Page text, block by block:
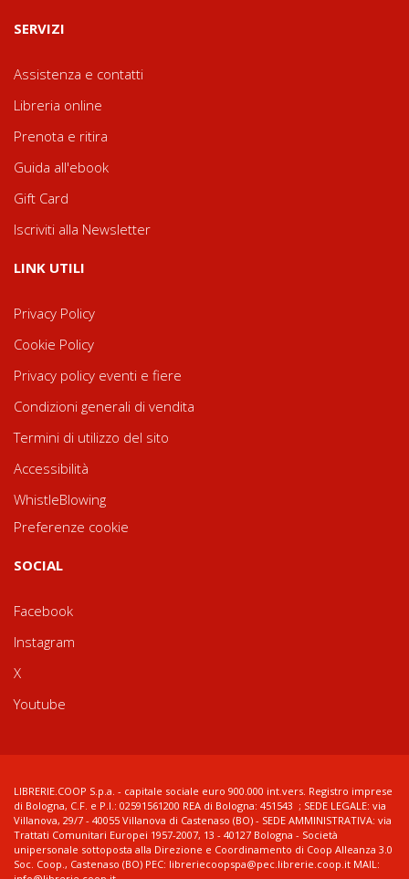
SERVIZI
Assistenza e contatti
Libreria online
Prenota e ritira
Guida all'ebook
Gift Card
Iscriviti alla Newsletter
LINK UTILI
Privacy Policy
Cookie Policy
Privacy policy eventi e fiere
Condizioni generali di vendita
Termini di utilizzo del sito
Accessibilità
WhistleBlowing
Preferenze cookie
SOCIAL
Facebook
Instagram
X
Youtube
LIBRERIE.COOP S.p.a. - capitale sociale euro 900.000 int.vers. Registro imprese
di Bologna, C.F. e P.I.: 02591561200 REA di Bologna: 451543 ; SEDE LEGALE: via
Villanova, 29/7 - 40055 Villanova di Castenaso (BO) - SEDE AMMINISTRATIVA: via
Trattati Comunitari Europei 1957-2007, 13 - 40127 Bologna - Società
unipersonale sottoposta alla Direzione e Coordinamento di Coop Alleanza 3.0
Soc. Coop., Castenaso (BO) PEC: libreriecoopspa@pec.librerie.coop.it MAIL: